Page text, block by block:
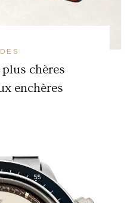
chères
enchères